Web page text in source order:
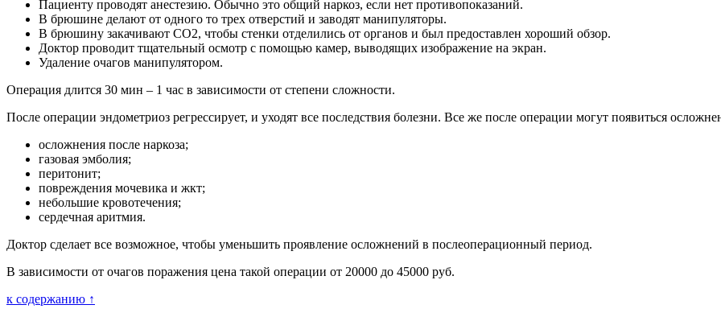
Пациенту проводят анестезию. Обычно это общий наркоз, если нет противопоказаний.
В брюшине делают от одного то трех отверстий и заводят манипуляторы.
В брюшину закачивают СО2, чтобы стенки отделились от органов и был предоставлен хороший обзор.
Доктор проводит тщательный осмотр с помощью камер, выводящих изображение на экран.
Удаление очагов манипулятором.
Операция длится 30 мин – 1 час в зависимости от степени сложности.
После операции эндометриоз регрессирует, и уходят все последствия болезни. Все же после операции могут появиться
осложнения после наркоза;
газовая эмболия;
перитонит;
повреждения мочевика и жкт;
небольшие кровотечения;
сердечная аритмия.
Доктор сделает все возможное, чтобы уменьшить проявление осложнений в послеоперационный период.
В зависимости от очагов поражения цена такой операции от 20000 до 45000 руб.
к содержанию ↑